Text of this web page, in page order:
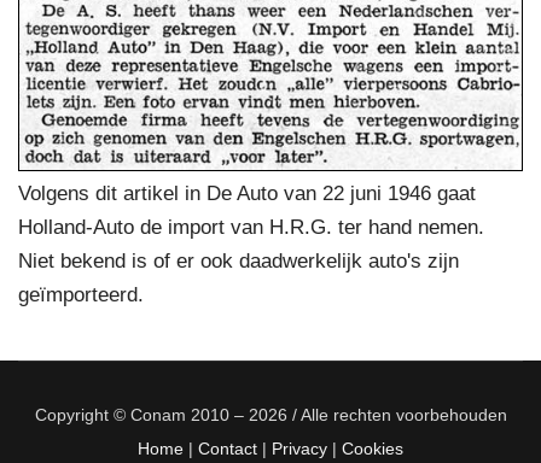
Volgens dit artikel in De Auto van 22 juni 1946 gaat
Holland-Auto de import van H.R.G. ter hand nemen.
Niet bekend is of er ook daadwerkelijk auto's zijn
geïmporteerd.
Copyright © Conam 2010 – 2026 / Alle rechten voorbehouden
Home | Contact | Privacy | Cookies